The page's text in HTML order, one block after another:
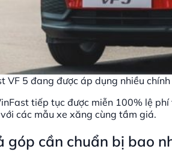
VF 5 đang được áp dụng nhiều
tiếp tục được miễn 100% lệ
các mẫu xe xăng cùng tầm giá.
góp cần chuẩn bị bao